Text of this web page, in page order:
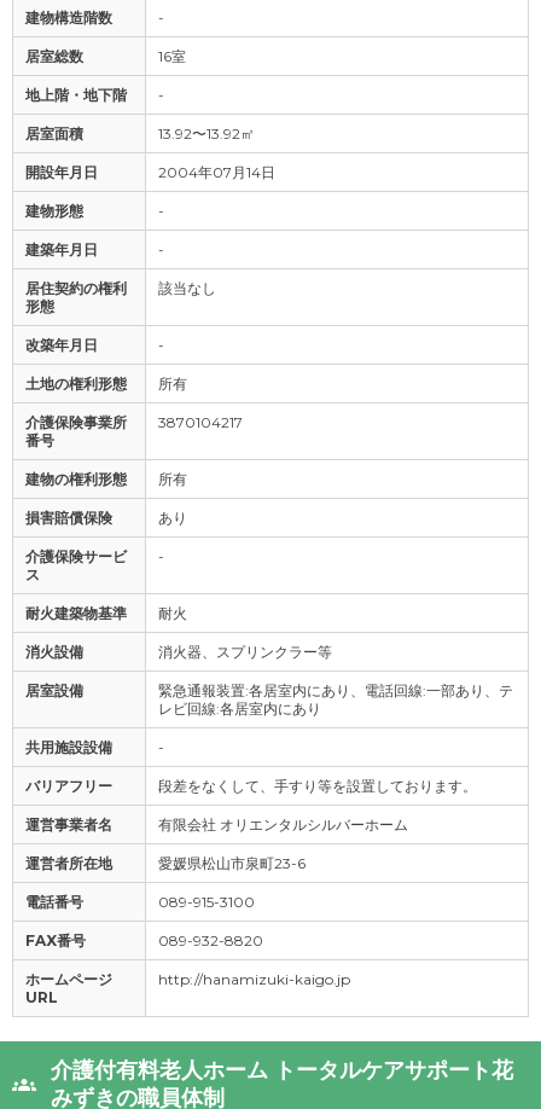
建物構造階数 -
居室総数 16室
地上階・地下階 -
居室面積 13.92〜13.92㎡
開設年月日 2004年07月14日
建物形態 -
建築年月日 -
居住契約の権利
形態
該当なし
改築年月日 -
土地の権利形態 所有
介護保険事業所
番号
3870104217
建物の権利形態 所有
損害賠償保険 あり
介護保険サービ
ス
-
耐火建築物基準 耐火
消火設備 消火器、スプリンクラー等
居室設備
緊急通報装置:各居室内にあり、電話回線:一部あり、テ
レビ回線:各居室内にあり
共用施設設備 -
バリアフリー 段差をなくして、手すり等を設置しております。
運営事業者名 有限会社 オリエンタルシルバーホーム
運営者所在地 愛媛県松山市泉町23-6
電話番号 089-915-3100
FAX番号 089-932-8820
ホームページ
URL
http://hanamizuki-kaigo.jp
介護付有料老人ホーム トータルケアサポート花
みずきの職員体制